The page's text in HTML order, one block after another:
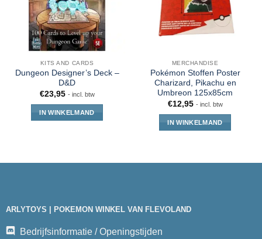
KITS AND CARDS
Dungeon Designer’s Deck –
D&D
€23,95 - incl. btw
IN WINKELMAND
MERCHANDISE
Pokémon Stoffen Poster
Charizard, Pikachu en
Umbreon 125x85cm
€12,95 - incl. btw
IN WINKELMAND
ARLYTOYS | POKEMON WINKEL VAN FLEVOLAND
Bedrijfsinformatie / Openingstijden